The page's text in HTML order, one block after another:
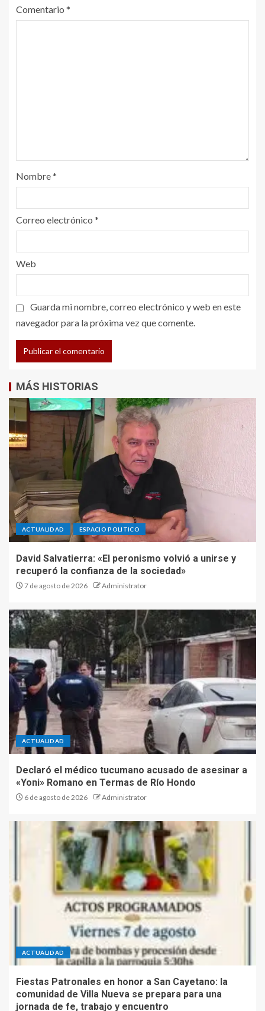
Comentario *
Nombre*
Correo electrónico *
Web
Guarda mi nombre, correo electrónico y web en este
navegador para la próxima vez que comente.
MÁS HISTORIAS
ACTUALIDAD ESPACIO POLITICO
David Salvatierra: «El peronismo volvió a unirse y
recuperó la confianza de la sociedad»
7 de agosto de 2026 Administrator
ACTUALIDAD
Declaró el médico tucumano acusado de asesinar a
«Yoni» Romano en Termas de Río Hondo
6 de agosto de 2026 Administrator
ACTUALIDAD
Fiestas Patronales en honor a San Cayetano: la
comunidad de Villa Nueva se prepara para una
jornada de fe, trabajo y encuentro